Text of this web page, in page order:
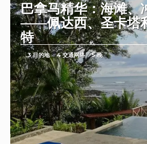
巴拿马精华：海滩、
——佩达西、圣卡塔
特
3 目的地 4 交通网络 5 晚